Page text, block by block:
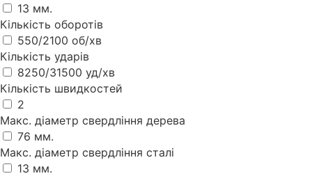
13 мм.
Кількість оборотів
550/2100 об/хв
Кількість ударів
8250/31500 уд/хв
Кількість швидкостей
2
Макс. діаметр свердління дерева
76 мм.
Макс. діаметр свердління сталі
13 мм.